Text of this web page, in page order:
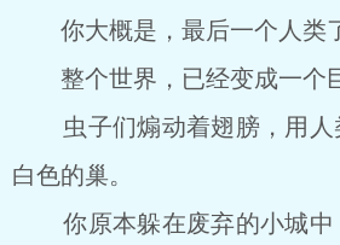
你大概是，最后一个人类
整个世界，已经变成一个巨
虫子们煽动着翅膀，用人
白色的巢。
你原本躲在废弃的小城中